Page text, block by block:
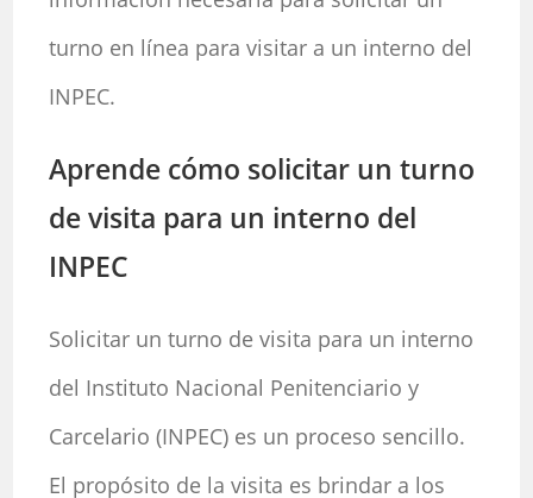
turno en línea para visitar a un interno del
INPEC.
Aprende cómo solicitar un turno
de visita para un interno del
INPEC
Solicitar un turno de visita para un interno
del Instituto Nacional Penitenciario y
Carcelario (INPEC) es un proceso sencillo.
El propósito de la visita es brindar a los